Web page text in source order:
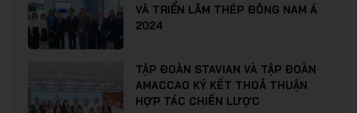
VÀ TRIỂN LÃM THÉP ĐÔNG NAM Á
2024
TẬP ĐOÀN STAVIAN VÀ TẬP ĐOÀN
AMACCAO KÝ KẾT THOẢ THUẬN
HỢP TÁC CHIẾN LƯỢC